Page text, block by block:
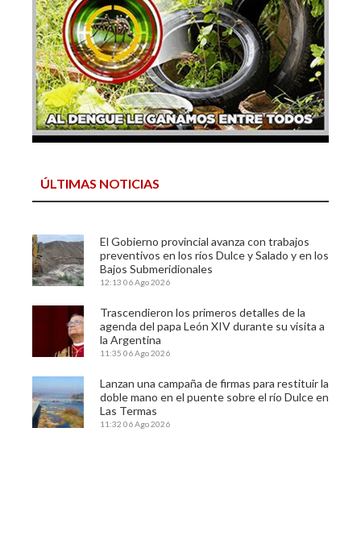
ÚLTIMAS NOTICIAS
El Gobierno provincial avanza con trabajos
preventivos en los ríos Dulce y Salado y en los
Bajos Submeridionales
12:13 06 Ago 2026
Trascendieron los primeros detalles de la
agenda del papa León XIV durante su visita a
la Argentina
11:35 06 Ago 2026
Lanzan una campaña de firmas para restituir la
doble mano en el puente sobre el río Dulce en
Las Termas
11:32 06 Ago 2026